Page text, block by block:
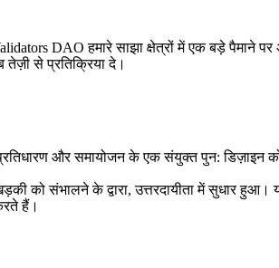
DAO हमारे साझा क्षेत्रों में एक बड़े पैमाने
तेज़ी से प्रतिक्रिया दे।
और समायोजन के एक संयुक्त पुन:
को संभालने के द्वारा, उत्तरदायीता में सुधार
हैं।